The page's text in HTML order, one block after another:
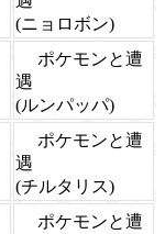
(ニョロボン)
ポケモンと遭
遇
(ルンパッパ)
ポケモンと遭
遇
(チルタリス)
ポケモンと遭